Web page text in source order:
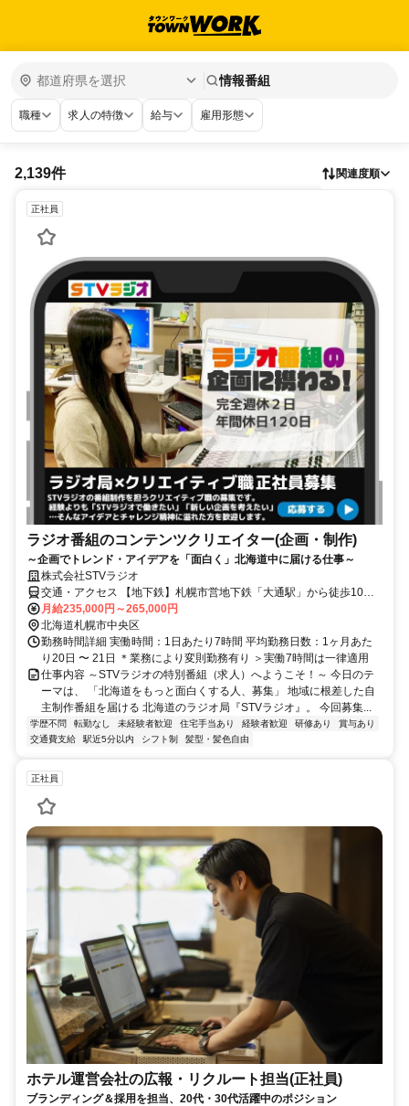
情報番組
職種 求人の特徴 給与 雇用形態
2,139件 関連度順
正社員
ラジオ番組のコンテンツクリエイター(企画・制作)
～企画でトレンド・アイデアを「面白く」北海道中に届ける仕事～
株式会社STVラジオ
交通・アクセス 【地下鉄】札幌市営地下鉄「大通駅」から徒歩10分
【JR】JR「札幌駅」から徒歩15分 【バス】「北1条西7丁目」バス停
から徒歩1分
月給235,000円～265,000円
北海道札幌市中央区
勤務時間詳細 実働時間：1日あたり7時間 平均勤務日数：1ヶ月あた
り20日 〜 21日 ＊業務により変則勤務有り ＞実働7時間は一律適用
仕事内容 ～STVラジオの特別番組（求人）へようこそ！～ 今日のテ
ーマは、 「北海道をもっと面白くする人、募集」 地域に根差した自
主制作番組を届ける 北海道のラジオ局『STVラジオ』。 今回募集...
学歴不問 転勤なし 未経験者歓迎 住宅手当あり 経験者歓迎 研修あり
賞与あり
交通費支給
駅近5分以内 シフト制 髪型・髪色自由
正社員
ホテル運営会社の広報・リクルート担当(正社員)
ブランディング＆採用を担当、20代・30代活躍中のポジション